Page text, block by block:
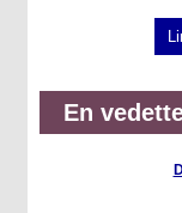
En